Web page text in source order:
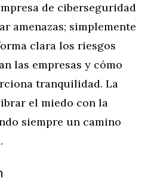
de ciberseguridad
amenazas; simplemente
clara los riesgos
las empresas y cómo
tranquilidad. La
el miedo con la
siempre un camino